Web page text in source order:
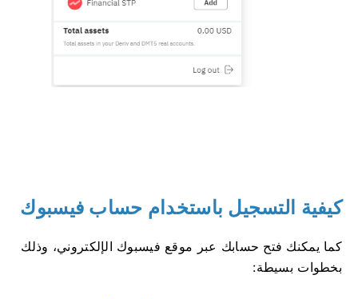
كيفية التسجيل باستخدام حساب فيسبوك
كما يمكنك فتح حسابك عبر موقع فيسبوك الإلكتروني، وذلك
بخطوات بسيطة: